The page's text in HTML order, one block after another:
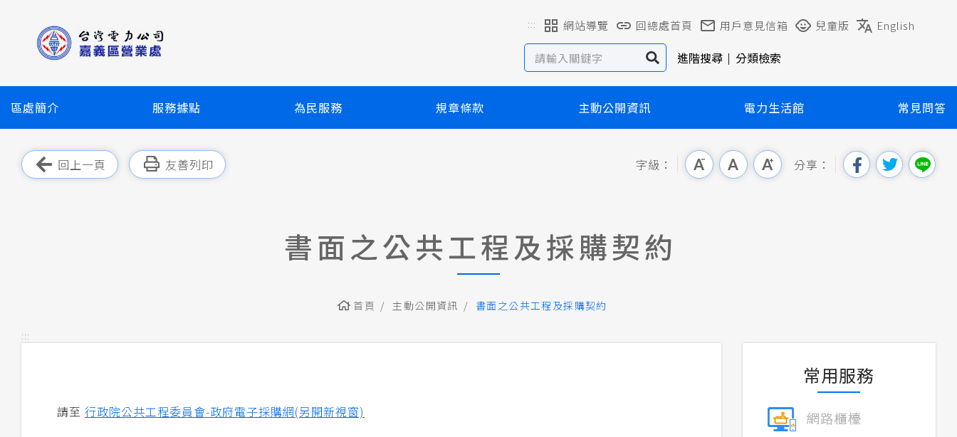
塊
::: 網站導覽 回總處首頁 用戶意見信箱 兒童版 English
進階搜尋 分類檢索
區處簡介 服務據點 為民服務 規章條款 主動公開資訊 電力生活館 常見問答
回上一頁 友善列印 字級： 分享：
書面之公共工程及採購契約
首頁 主動公開資訊 書面之公共工程及採購契約
:::
請至 行政院公共工程委員會-政府電子採購網(另開新視窗)
常用服務